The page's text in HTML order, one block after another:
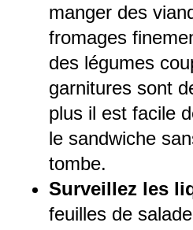
manger des
fromages
des légumes
garnitures sont
plus il est facile
le sandwiche
tombe.
Surveillez les
feuilles de